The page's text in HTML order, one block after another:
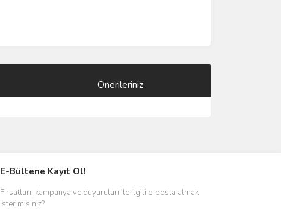
Önerileriniz
E-Bültene Kayıt Ol!
Fırsatları, kampanya ve duyuruları ile ilgili e-posta almak
ister misiniz?